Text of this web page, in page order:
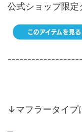
公式ショップ限
↓マフラータイプ